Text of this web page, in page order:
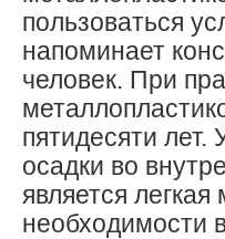
пользоваться
напоминает
человек. При
пятидесяти лет.
осадки во
является легкая
необходимости